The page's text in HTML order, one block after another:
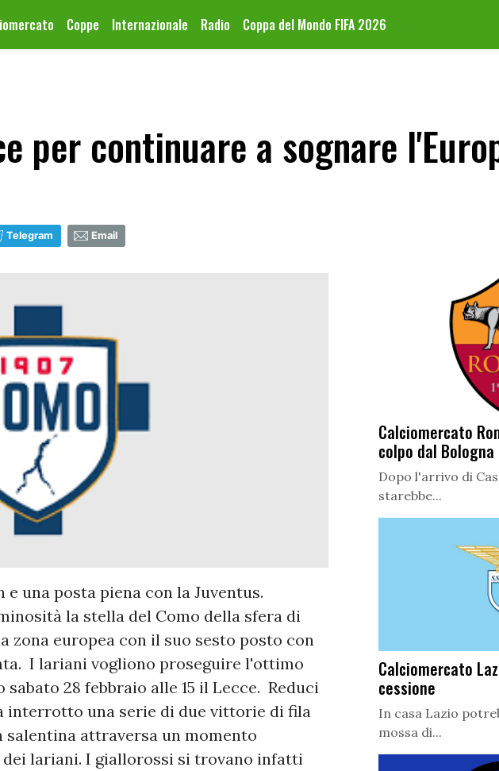
Coppe Internazionale Radio Coppa del Mondo FIFA 2026
per continuare a sognare
Telegram Email
una posta piena con la Juventus.
la stella del Como della sfera di
zona europea con il suo sesto posto con
I lariani vogliono proseguire l'ottimo
28 febbraio alle 15 il Lecce. Reduci
interrotto una serie di due vittorie di fila
salentina attraversa un momento
lariani. I giallorossi si trovano infatti
Calciomercato
colpo dal Bologna
Dopo l'arrivo di
starebbe...
Calciomercato
cessione
In casa Lazio
mossa di...